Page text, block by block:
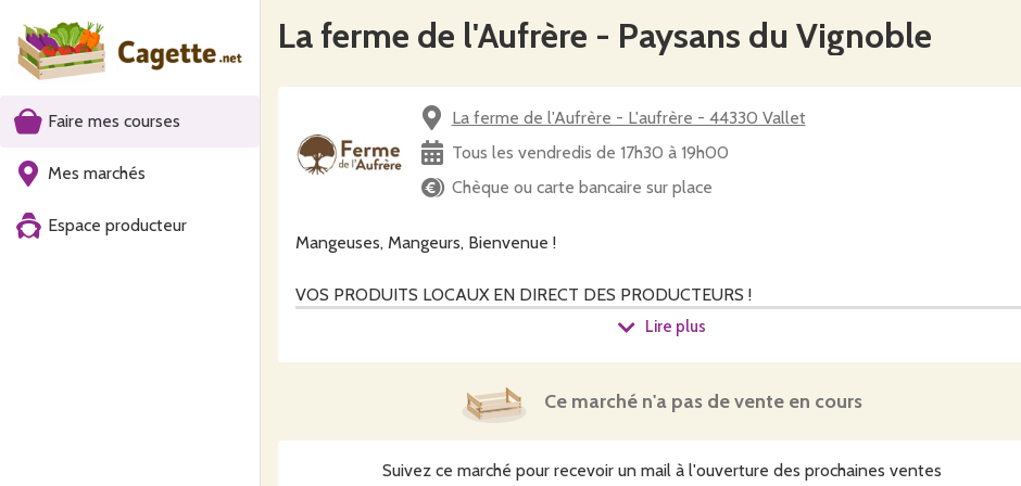
Faire mes courses
Mes marchés
Espace producteur
La ferme de l'Aufrère - Paysans du Vignoble
La ferme de l'Aufrère - L'aufrère - 44330 Vallet
Tous les vendredis de 17h30 à 19h00
Chèque ou carte bancaire sur place
Mangeuses, Mangeurs, Bienvenue !
VOS PRODUITS LOCAUX EN DIRECT DES PRODUCTEURS !
ayant pour valeurs communes la qualité des produits, la préservation de l'environnement et la
volonté de commercialiser localement.
Nous vous proposons une gamme de produits locaux, de qualité, diversifiés.
Lire plus
Suivez ce marché pour recevoir un mail à l'ouverture des prochaines ventes
Ce marché n'a pas de vente en cours